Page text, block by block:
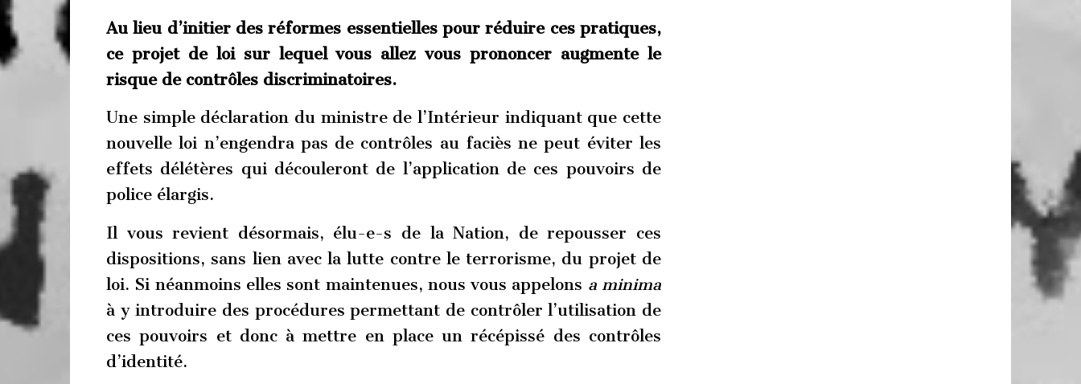
Au lieu d’initier des réformes essentielles pour réduire ces pratiques,
ce projet de loi sur lequel vous allez vous prononcer augmente le
risque de contrôles discriminatoires.
Une simple déclaration du ministre de l’Intérieur indiquant que cette
nouvelle loi n’engendra pas de contrôles au faciès ne peut éviter les
effets délétères qui découleront de l’application de ces pouvoirs de
police élargis.
Il vous revient désormais, élu-e-s de la Nation, de repousser ces
dispositions, sans lien avec la lutte contre le terrorisme, du projet de
loi. Si néanmoins elles sont maintenues, nous vous appelons a minima
à y introduire des procédures permettant de contrôler l’utilisation de
ces pouvoirs et donc à mettre en place un récépissé des contrôles
d’identité.